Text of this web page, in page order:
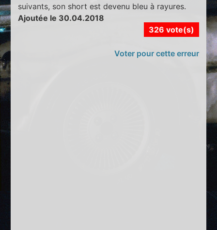
suivants, son short est devenu bleu à rayures.
Ajoutée le 30.04.2018
326 vote(s)
Voter pour cette erreur